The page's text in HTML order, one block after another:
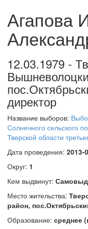
Агапова
12.03.1979 -
директор
Название выборов:
Солнечного сельского
Тверской области
Дата проведения: 2013-
Округ: 1
Кем выдвинут:
Место жительства:
район,
Образование: среднее